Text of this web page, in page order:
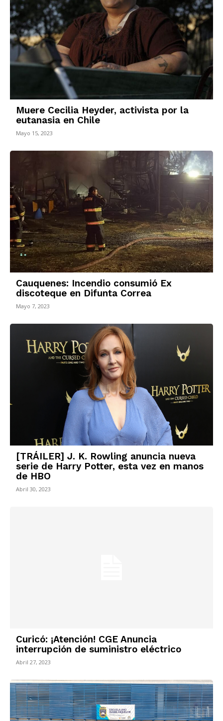
Muere Cecilia Heyder, activista por la
eutanasia en Chile
Mayo 15, 2023
Cauquenes: Incendio consumió Ex
discoteque en Difunta Correa
Mayo 7, 2023
[TRÁILER] J. K. Rowling anuncia nueva
serie de Harry Potter, esta vez en manos
de HBO
Abril 30, 2023
Curicó: ¡Atención! CGE Anuncia
interrupción de suministro eléctrico
Abril 27, 2023